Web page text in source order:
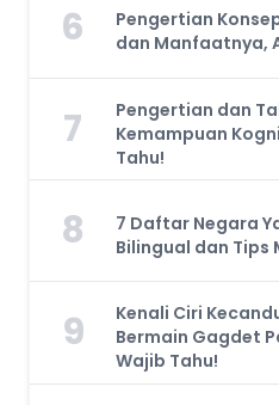
6
Pengertian
dan Manfaatnya,
7
Pengertian dan
Kemampuan
Tahu!
8
7 Daftar Negara
Bilingual dan Tips
9
Kenali Ciri
Bermain Gagdet
Wajib Tahu!